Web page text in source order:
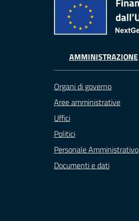
AMMINISTRAZIONE
Organi di governo
Aree amministrative
Uffici
Politici
Personale Amministrativo
Documenti e dati